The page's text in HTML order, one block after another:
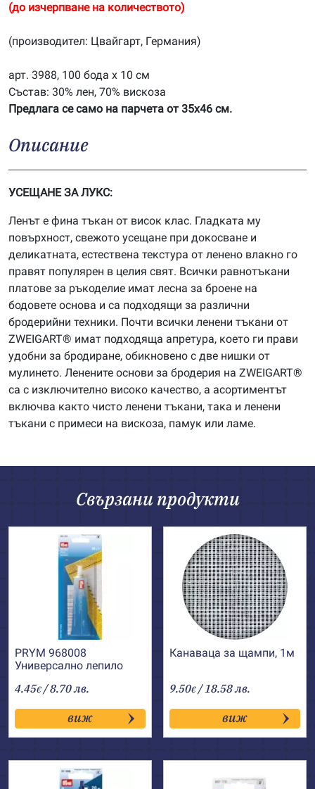
(до изчерпване на количеството)
(производител: Цвайгарт, Германия)
арт. 3988, 100 бода х 10 см
Състав: 30% лен, 70% вискоза
Предлага се само на парчета от 35х46 см.
Описание
УСЕЩАНЕ ЗА ЛУКС:
Ленът е фина тъкан от висок клас. Гладката му
повърхност, свежото усещане при докосване и
деликатната, естествена текстура от ленено влакно го
правят популярен в целия свят. Всички равнотъкани
платове за ръкоделие имат лесна за броене на
бодовете основа и са подходящи за различни
бродерийни техники. Почти всички ленени тъкани от
ZWEIGART® имат подходяща апретура, което ги прави
удобни за бродиране, обикновено с две нишки от
мулинето. Ленените основи за бродерия на ZWEIGART®
са с изключително високо качество, а асортиментът
включва както чисто ленени тъкани, така и ленени
тъкани с примеси на вискоза, памук или ламе.
Свързани продукти
PRYM 968008
Универсално лепило
4.45€ / 8.70 лв.
виж
Канаваца за щампи, 1м
9.50€ / 18.58 лв.
виж